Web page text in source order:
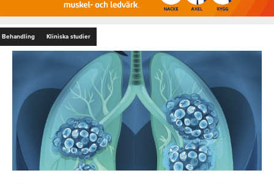
Behandling Kliniska studier